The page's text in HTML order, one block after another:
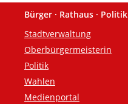
Fußzeile
Bürger · Rathaus · Politik
Stadtverwaltung
Oberbürgermeisterin
Politik
Wahlen
Medienportal